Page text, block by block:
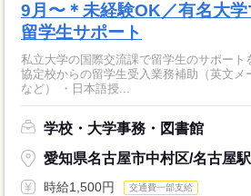
9月〜＊未経験OK／有名大
留学生サポート
私立大学の国際交流課で留学生のサポートをお
協定校からの留学生受入業務補助（英文メ
など） ・日本語授...
学校・大学事務・図書館
愛知県名古屋市中村区/名古屋駅
時給1,500円 交通費一部支給